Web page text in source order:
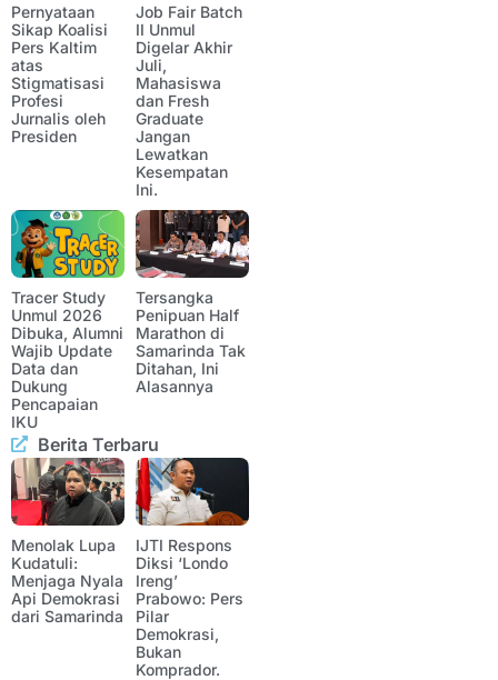
Pernyataan
Sikap Koalisi
Pers Kaltim
atas
Stigmatisasi
Profesi
Jurnalis oleh
Presiden
Job Fair Batch
II Unmul
Digelar Akhir
Juli,
Mahasiswa
dan Fresh
Graduate
Jangan
Lewatkan
Kesempatan
Ini.
Tracer Study
Unmul 2026
Dibuka, Alumni
Wajib Update
Data dan
Dukung
Pencapaian
IKU
Tersangka
Penipuan Half
Marathon di
Samarinda Tak
Ditahan, Ini
Alasannya
Berita Terbaru
Menolak Lupa
Kudatuli:
Menjaga Nyala
Api Demokrasi
dari Samarinda
IJTI Respons
Diksi ‘Londo
Ireng’
Prabowo: Pers
Pilar
Demokrasi,
Bukan
Komprador.